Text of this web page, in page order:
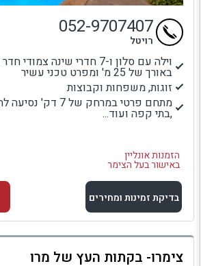
וילה עם סלון ו-7 חדרי שינה
באורך של 25 מ' ומפרט טכני עשיר
זוגות, משפחות וקבוצות
מתחם פרטי במרחק של
,בתי קפה ועוד...
הזמנות אונליין
באישור בעל הצימר
052-9707407
רויטל
בדיקת זמינות ומחירים
למתחם זה
צימרו- בקתות העץ של מרו